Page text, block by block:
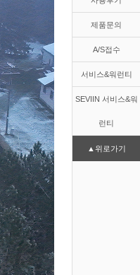
제품문의
A/S접수
서비스&워런티
SEVIIN 서비스&워
런티
▲위로가기